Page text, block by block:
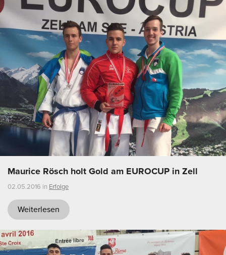
Maurice Rösch holt Gold am EUROCUP in Zell
02.05.2016 in Erfolge
Weiterlesen